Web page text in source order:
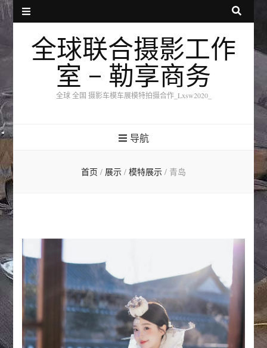
全球联合摄影工作
室 – 勒享商务
全球 全国 摄影车模车展模特拍摄合作_Lxsw2020_
导航
首页 / 展示 / 模特展示 / 青岛